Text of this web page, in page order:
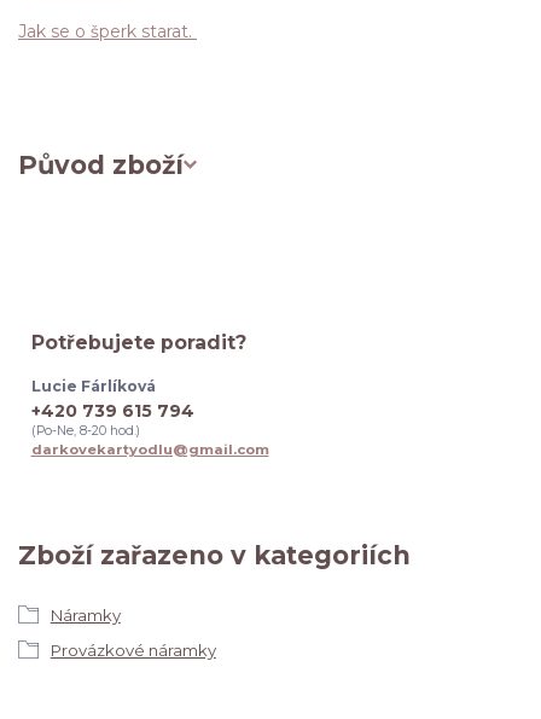
Jak se o šperk starat.
Původ zboží
Zboží zařazeno v kategoriích
Náramky
Provázkové náramky
Potřebujete poradit?
Lucie Fárlíková
+420 739 615 794
(Po-Ne, 8-20 hod.)
darkovekartyodlu@gmail.com